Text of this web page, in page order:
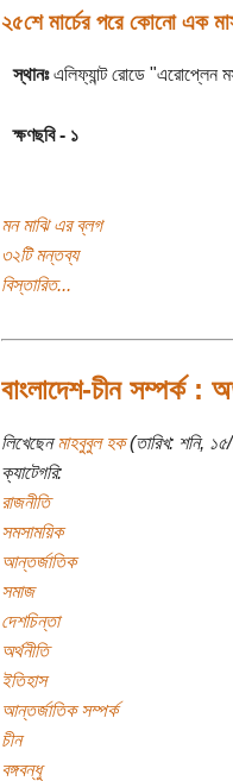
২৫শে মার্চের পরে কোনো এক
স্থানঃএলিফ্যান্ট রোডে "এরোপ্লেন
ক্ষণছবি - ১
মন মাঝি এর ব্লগ
৩২টি মন্তব্য
বিস্তারিত...
বাংলাদেশ-চীন সম্পর্ক :
লিখেছেনমাহবুবুল হক(তারিখ: শনি,
ক্যাটেগরি:
রাজনীতি
সমসাময়িক
আন্তর্জাতিক
সমাজ
দেশচিন্তা
অর্থনীতি
ইতিহাস
আন্তর্জাতিক সম্পর্ক
চীন
বঙ্গবন্ধু